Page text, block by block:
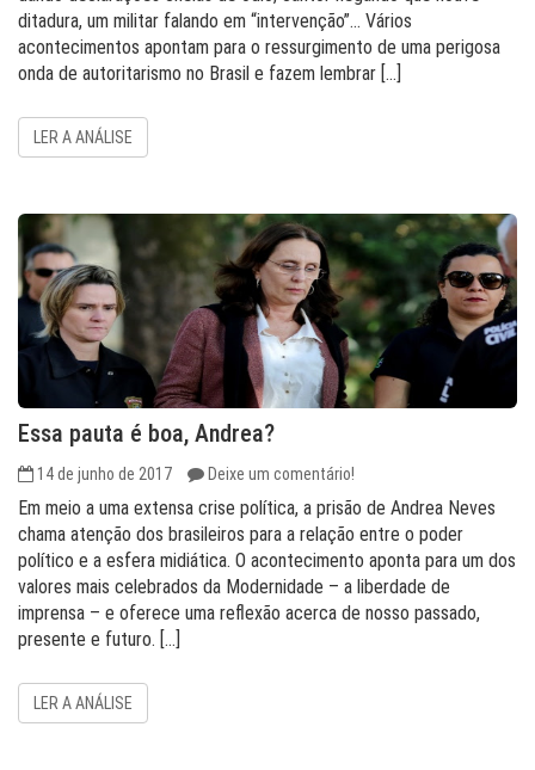
ditadura, um militar falando em “intervenção”… Vários
acontecimentos apontam para o ressurgimento de uma perigosa
onda de autoritarismo no Brasil e fazem lembrar […]
LER A ANÁLISE
Essa pauta é boa, Andrea?
14 de junho de 2017 Deixe um comentário!
Em meio a uma extensa crise política, a prisão de Andrea Neves
chama atenção dos brasileiros para a relação entre o poder
político e a esfera midiática. O acontecimento aponta para um dos
valores mais celebrados da Modernidade – a liberdade de
imprensa – e oferece uma reflexão acerca de nosso passado,
presente e futuro. […]
LER A ANÁLISE